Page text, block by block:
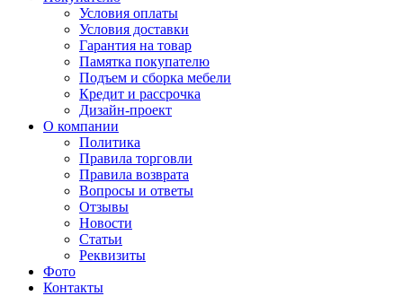
Условия оплаты
Условия доставки
Гарантия на товар
Памятка покупателю
Подъем и сборка мебели
Кредит и рассрочка
Дизайн-проект
О компании
Политика
Правила торговли
Правила возврата
Вопросы и ответы
Отзывы
Новости
Статьи
Реквизиты
Фото
Контакты